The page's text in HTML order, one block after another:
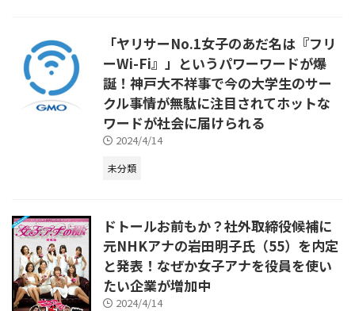
「ヤリサーNo.1女子のあだ名は『フリ
ーWi-Fi』」というパワーワードが爆
誕！神戸大不祥事で今の大学生のサー
クル事情が無駄に注目されてホットな
ワードが社会に届けられる
2024/4/14
未分類
ドトールお前もか？社外取締役候補に
元NHKアナの岩田明子氏（55）を内定
と発表！なぜか女子アナを役員を使い
たい企業が増加中
2024/4/14